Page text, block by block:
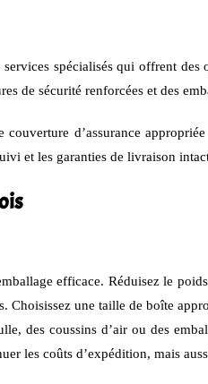
spécialisés qui offrent
de sécurité renforcées et des
d’assurance
et les garanties de livraison
efficace. Réduisez le
Choisissez une taille de boîte
des coussins d’air ou des
les coûts d’expédition, mais